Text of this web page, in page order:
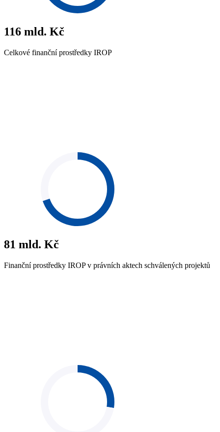
116 mld. Kč
Celkové finanční prostředky IROP
81 mld. Kč
Finanční prostředky IROP v právních aktech schválených projektů